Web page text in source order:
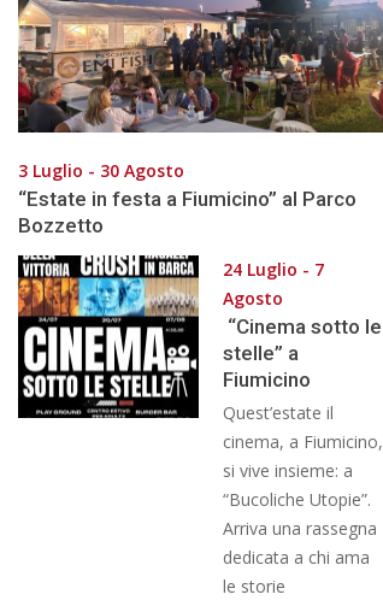
3 Luglio - 30 Agosto
“Estate in festa a Fiumicino” al Parco
Bozzetto
24 Luglio - 7
Agosto
“Cinema sotto le
stelle” a
Fiumicino
Quest’estate il
cinema, a Fiumicino,
si vive insieme: a
“Bucoliche Utopie”.
Arriva una rassegna
dedicata a chi ama
le storie